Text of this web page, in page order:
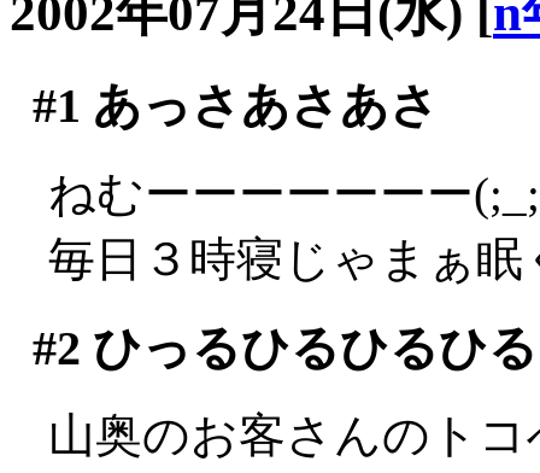
2002年07月24日(水) [n
#1 あっさあさあさ
ねむーーーーーーー
毎日３時寝じゃまぁ
#2 ひっるひるひるひる
山奥のお客さんのトコ